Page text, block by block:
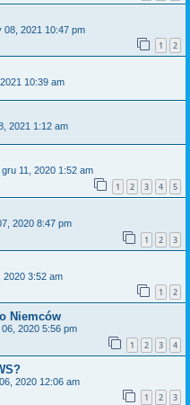
08, 2021 10:47 pm
1 2
10:39 am
2021 1:12 am
gru 11, 2020 1:52 am
1 2 3 4 5
2020 8:47 pm
1 2 3
2020 3:52 am
1 2
Niemców
2020 5:56 pm
1 2 3 4
2020 12:06 am
1 2 3